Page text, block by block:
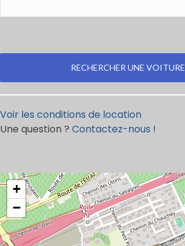
RECHERCHER UNE VOITURE
Voir les conditions de location
Une question ? Contactez-nous !
+
−